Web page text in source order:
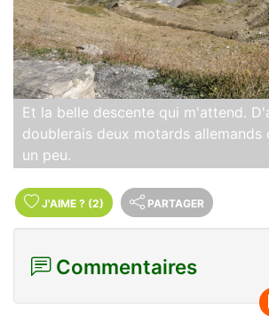
Et la belle descente qui m'attend.
doublerais deux motards allemands
un peu.
J'AIME ? (2) PARTAGER
Commentaires